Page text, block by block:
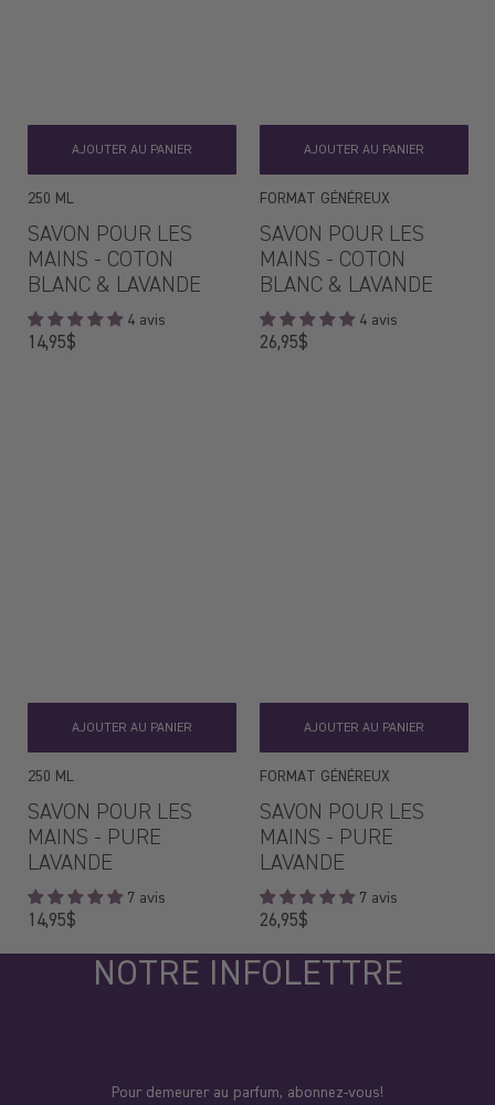
AJOUTER AU PANIER
250 ML
SAVON POUR LES
MAINS - COTON
BLANC & LAVANDE
4 avis
14,95$Prix
AJOUTER AU PANIER
FORMAT GÉNÉREUX
SAVON POUR LES
MAINS - COTON
BLANC & LAVANDE
4 avis
26,95$Prix
AJOUTER AU PANIER
250 ML
SAVON POUR LES
MAINS - PURE
LAVANDE
7 avis
14,95$Prix
AJOUTER AU PANIER
FORMAT GÉNÉREUX
SAVON POUR LES
MAINS - PURE
LAVANDE
7 avis
26,95$Prix
NOTRE INFOLETTRE
Pour demeurer au parfum, abonnez-vous!